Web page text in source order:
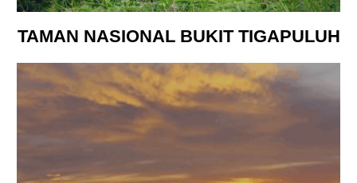
TAMAN NASIONAL BUKIT TIGAPULUH